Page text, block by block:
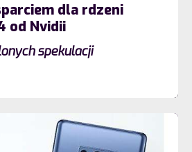
dla rdzeni
od Nvidii
spekulacji